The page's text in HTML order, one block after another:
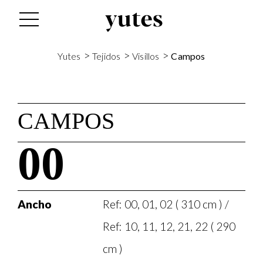
Yutes >Tejidos >Visillos >Campos
CAMPOS
00
Ancho
Ref: 00, 01, 02 ( 310 cm ) /
Ref: 10, 11, 12, 21, 22 ( 290
cm )